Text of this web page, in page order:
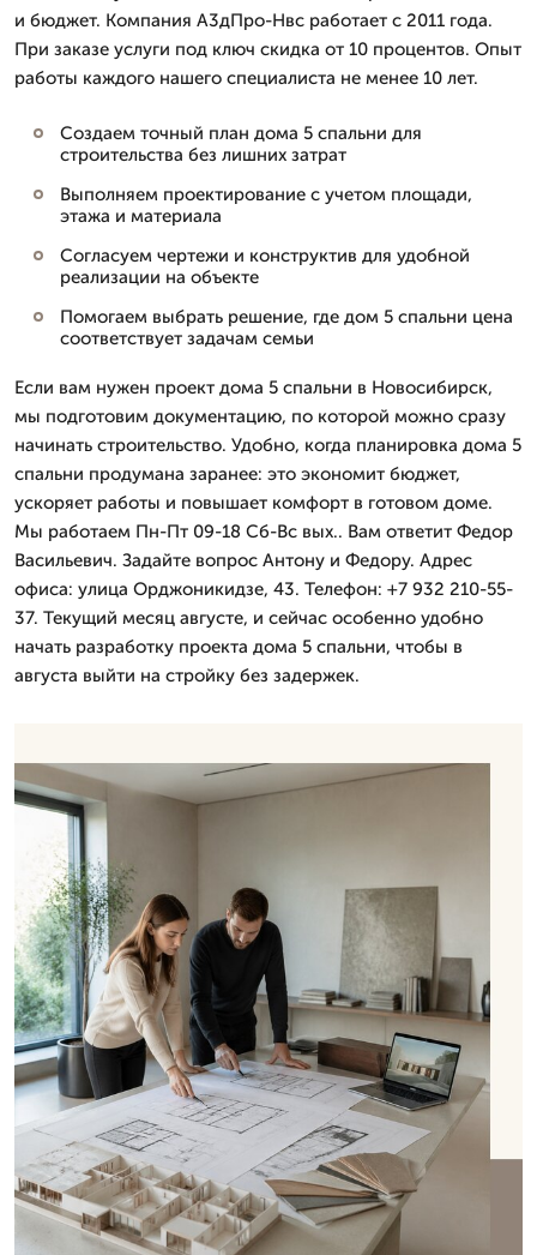
и бюджет. Компания А3дПро-Нвс работает с 2011 года.
При заказе услуги под ключ скидка от 10 процентов. Опыт
работы каждого нашего специалиста не менее 10 лет.
Создаем точный план дома 5 спальни для
строительства без лишних затрат
Выполняем проектирование с учетом площади,
этажа и материала
Согласуем чертежи и конструктив для удобной
реализации на объекте
Помогаем выбрать решение, где дом 5 спальни цена
соответствует задачам семьи
Если вам нужен проект дома 5 спальни в Новосибирск,
мы подготовим документацию, по которой можно сразу
начинать строительство. Удобно, когда планировка дома 5
спальни продумана заранее: это экономит бюджет,
ускоряет работы и повышает комфорт в готовом доме.
Мы работаем Пн-Пт 09-18 Сб-Вс вых.. Вам ответит Федор
Васильевич. Задайте вопрос Антону и Федору. Адрес
офиса: улица Орджоникидзе, 43. Телефон: +7 932 210-55-
37. Текущий месяц августе, и сейчас особенно удобно
начать разработку проекта дома 5 спальни, чтобы в
августа выйти на стройку без задержек.